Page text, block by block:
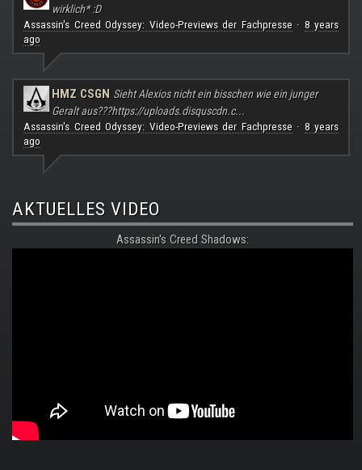
wirklich* :D
Assassin's Creed Odyssey: Video-Previews der Fachpresse· 8 years
ago
HMZ CSGN Sieht Alexios nicht ein bisschen wie ein junger
Geralt aus???https://uploads.disquscdn.c...
Assassin's Creed Odyssey: Video-Previews der Fachpresse· 8 years
ago
AKTUELLES VIDEO
Assassin's Creed Shadows: